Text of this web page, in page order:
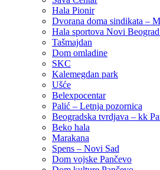
Hala Pionir
Dvorana doma sindikata –
Hala sportova Novi
Tašmajdan
Dom omladine
SKC
Kalemegdan park
Ušće
Belexpocentar
Palić – Letnja pozornica
Beogradska tvrdjava – kk
Beko hala
Marakana
Spens – Novi Sad
Dom vojske Pančevo